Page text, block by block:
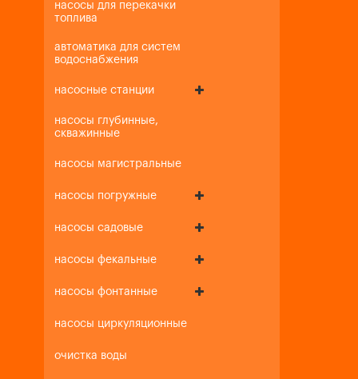
насосы для перекачки
топлива
автоматика для систем
водоснабжения
насосные станции
насосы глубинные,
скважинные
насосы магистральные
насосы погружные
насосы садовые
насосы фекальные
насосы фонтанные
насосы циркуляционные
очистка воды